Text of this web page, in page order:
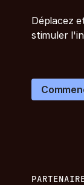
Déplacez
stimuler